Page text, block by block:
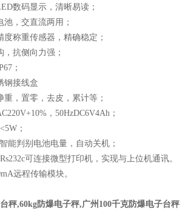
数码显示，清晰易读；
，交直流两用；
度称重传感器，精确稳定；
抗侧向力强；
；
钢接线盒
重，置零，去皮，累计等；
，50HzDC6V4Ah；
；
能判别电池电量，自动关机；
可连接微型打印机，实现与上位机通讯。
远程传输模块。
秤,60kg防爆电子秤,广州100千克防爆电子台秤